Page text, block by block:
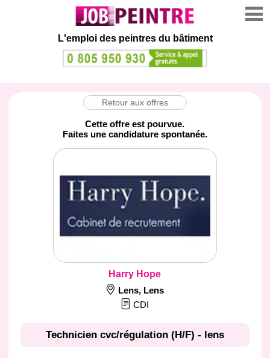
L'emploi des peintres du bâtiment
Retour aux offres
Cette offre est pourvue.
Faites une candidature spontanée.
Harry Hope
Lens, Lens
CDI
Technicien cvc/régulation (H/F) - lens